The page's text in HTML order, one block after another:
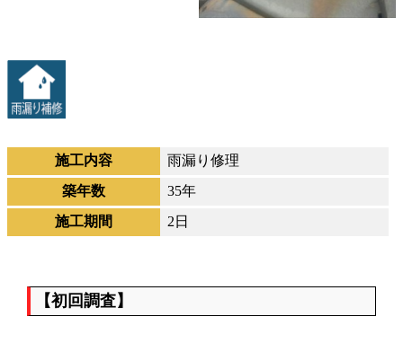
施工内容
雨漏り修理
築年数
35年
施工期間
2日
【初回調査】